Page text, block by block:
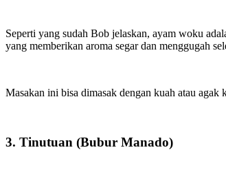
Seperti yang sudah Bob jelaskan, ayam woku
yang memberikan aroma segar dan menggugah
Masakan ini bisa dimasak dengan kuah atau
3. Tinutuan (Bubur Manado)